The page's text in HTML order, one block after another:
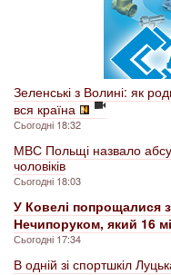
Зеленські з Волині: як
вся країна
Сьогодні 18:32
МВС Польщі назвало
чоловіків
Сьогодні 18:03
У Ковелі попрощалися
Нечипоруком, який 16
Сьогодні 17:34
В одній зі спортшкіл